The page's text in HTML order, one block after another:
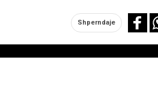
Shperndaje